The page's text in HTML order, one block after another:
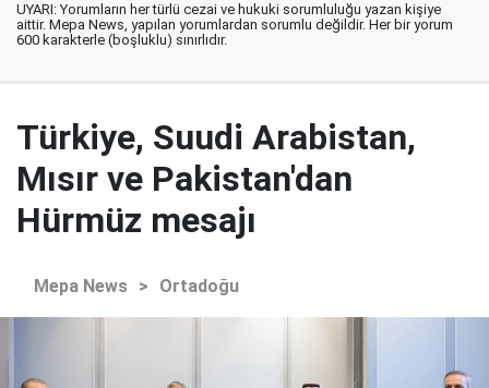
UYARI: Yorumların her türlü cezai ve hukuki sorumluluğu yazan kişiye
aittir. Mepa News, yapılan yorumlardan sorumlu değildir. Her bir yorum
600 karakterle (boşluklu) sınırlıdır.
Türkiye, Suudi Arabistan,
Mısır ve Pakistan'dan
Hürmüz mesajı
Mepa News > Ortadoğu